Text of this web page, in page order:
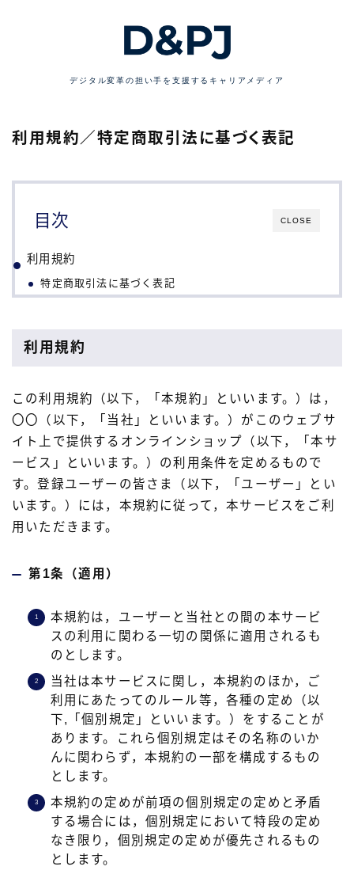
デジタル変革の担い手を支援するキャリアメディア
利用規約／特定商取引法に基づく表記
CLOSE
目次
利用規約
特定商取引法に基づく表記
利用規約
この利用規約（以下，「本規約」といいます。）は，
〇〇（以下，「当社」といいます。）がこのウェブサ
イト上で提供するオンラインショップ（以下，「本サ
ービス」といいます。）の利用条件を定めるもので
す。登録ユーザーの皆さま（以下，「ユーザー」とい
います。）には，本規約に従って，本サービスをご利
用いただきます。
第1条（適用）
本規約は，ユーザーと当社との間の本サービ
スの利用に関わる一切の関係に適用されるも
のとします。
当社は本サービスに関し，本規約のほか，ご
利用にあたってのルール等，各種の定め（以
下,「個別規定」といいます。）をすることが
あります。これら個別規定はその名称のいか
んに関わらず，本規約の一部を構成するもの
とします。
本規約の定めが前項の個別規定の定めと矛盾
する場合には，個別規定において特段の定め
なき限り，個別規定の定めが優先されるもの
とします。